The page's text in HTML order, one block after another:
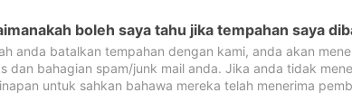
boleh saya tahu jika tempahan saya
anda batalkan tempahan dengan kami, anda akan
dan bahagian spam/junk mail anda. Jika anda tidak
untuk sahkan bahawa mereka telah menerima